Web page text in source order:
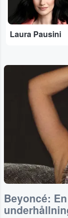
Laura Pausini
Beyoncé: